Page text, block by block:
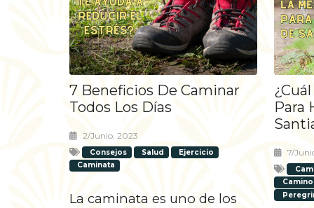
7 Beneficios De Caminar
Todos Los Días
2/junio, 2023
Consejos Salud
Ejercicio
Caminata
La caminata es uno de los
Para
7/